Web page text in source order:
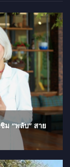
ม “พลับ” สาย